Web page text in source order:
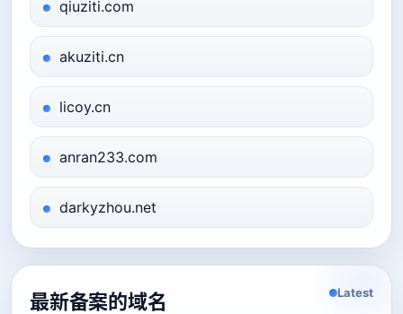
qiuziti.com
akuziti.cn
licoy.cn
anran233.com
darkyzhou.net
最新备案的域名 Latest